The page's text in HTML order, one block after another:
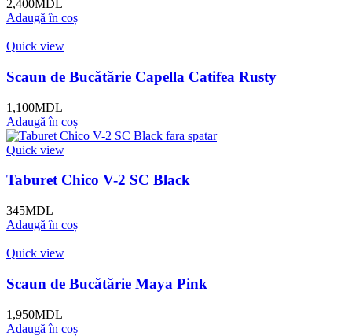
2,400MDL
Adaugă în coș
Quick view
Scaun de Bucătărie Capella Catifea Rusty
1,100MDL
Adaugă în coș
Quick view
Taburet Chico V-2 SC Black
345MDL
Adaugă în coș
Quick view
Scaun de Bucătărie Maya Pink
1,950MDL
Adaugă în coș